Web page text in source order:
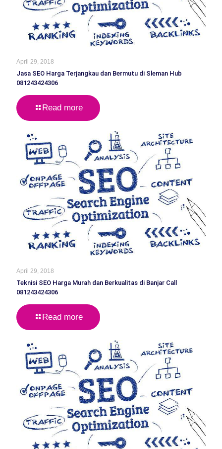
April 29, 2018
Jasa SEO Harga Terjangkau dan Bermutu di Sleman Hub
081243424306
Read more
April 29, 2018
Teknisi SEO Harga Murah dan Berkualitas di Banjar Call
081243424306
Read more